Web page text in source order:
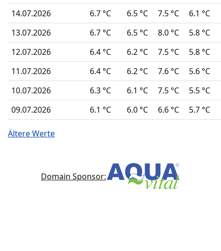
14.07.2026
6.7 °C 6.5 °C 7.5 °C
6.1 °C
13.07.2026
6.7 °C 6.5 °C 8.0 °C
5.8 °C
12.07.2026
6.4 °C 6.2 °C 7.5 °C
5.8 °C
11.07.2026
6.4 °C 6.2 °C 7.6 °C
5.6 °C
10.07.2026
6.3 °C 6.1 °C 7.5 °C
5.5 °C
09.07.2026
6.1 °C 6.0 °C 6.6 °C 5.7 °C
Ältere Werte
Domain Sponsor: